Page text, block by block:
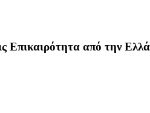
Επικαιρότητα από την